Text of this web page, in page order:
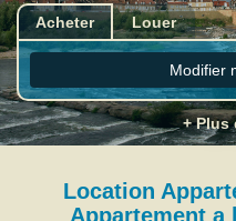
Acheter Louer
Modifier
+ Plus
Location
Appartement a